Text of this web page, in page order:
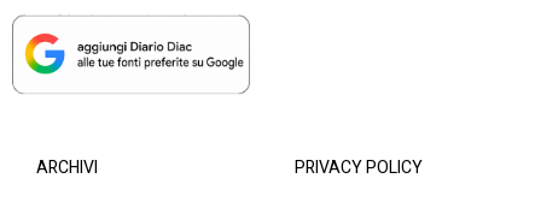
ARCHIVI PRIVACY POLICY